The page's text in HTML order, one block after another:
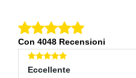
Con 4048 Recensioni
Eccellente